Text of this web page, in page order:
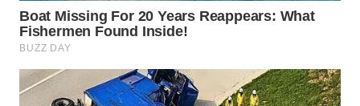
MANDALIKA
WN
LIKUPANG